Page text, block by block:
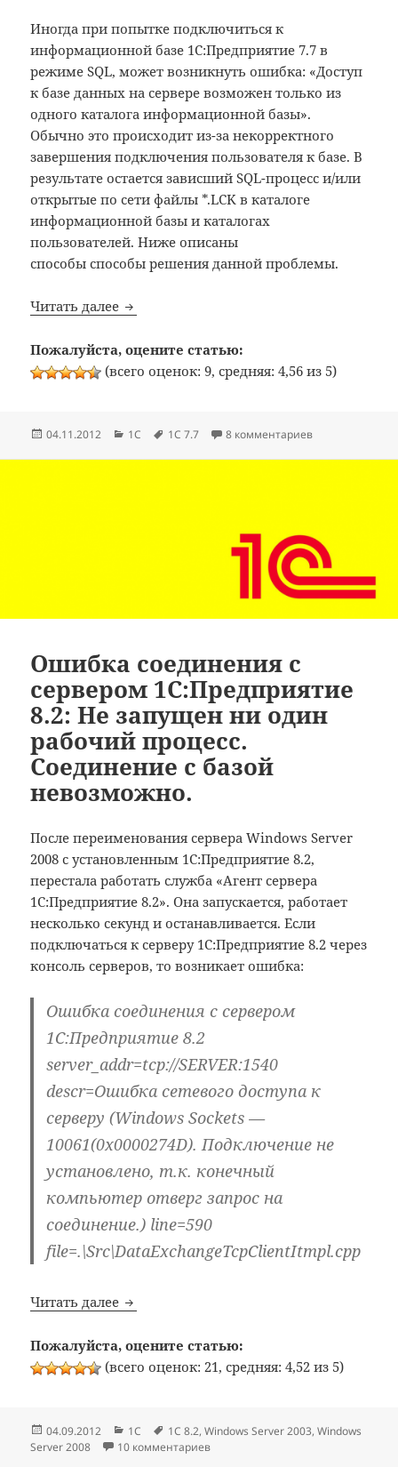
Иногда при попытке подключиться к
информационной базе 1С:Предприятие 7.7 в
режиме SQL, может возникнуть ошибка: «Доступ
к базе данных на сервере возможен только из
одного каталога информационной базы».
Обычно это происходит из-за некорректного
завершения подключения пользователя к базе. В
результате остается зависший SQL-процесс и/или
открытые по сети файлы *.LCK в каталоге
информационной базы и каталогах
пользователей. Ниже описаны
способы способы решения данной проблемы.
Читать далее 1C 7.7 SQL: Доступ к базе данных на
Пожалуйста, оцените статью:
(всего оценок: 9, средняя: 4,56 из 5)
Опубликовано
04.11.2012 Рубрики
1C Метки
1C 7.7 8 комментариевк записи 1C
Ошибка соединения с
сервером 1С:Предприятие
8.2: Не запущен ни один
рабочий процесс.
Соединение с базой
невозможно.
После переименования сервера Windows Server
2008 с установленным 1С:Предприятие 8.2,
перестала работать служба «Агент сервера
1С:Предприятие 8.2». Она запускается, работает
несколько секунд и останавливается. Если
подключаться к серверу 1С:Предприятие 8.2 через
консоль серверов, то возникает ошибка:
Ошибка соединения с сервером
1С:Предприятие 8.2
server_addr=tcp://SERVER:1540
descr=Ошибка сетевого доступа к
серверу (Windows Sockets —
10061(0x0000274D). Подключение не
установлено, т.к. конечный
компьютер отверг запрос на
соединение.) line=590
file=.\Src\DataExchangeTcpClientItmpl.cpp
Читать далее Ошибка соединения с сервером
Пожалуйста, оцените статью:
(всего оценок: 21, средняя: 4,52 из 5)
Опубликовано
04.09.2012 Рубрики
1C Метки
1С 8.2,Windows Server 2003,Windows
Server 2008
10 комментариевк записи Ошибка соединения с